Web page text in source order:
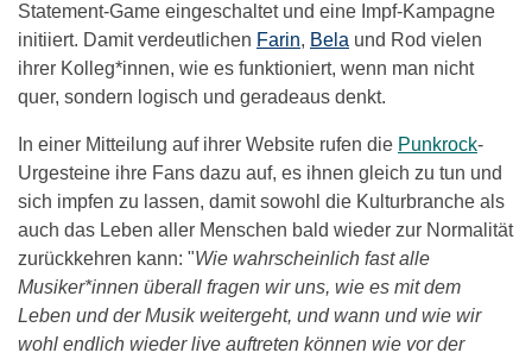
Statement-Game eingeschaltet und eine Impf-Kampagne
initiiert. Damit verdeutlichen Farin, Bela und Rod vielen
ihrer Kolleg*innen, wie es funktioniert, wenn man nicht
quer, sondern logisch und geradeaus denkt.
In einer Mitteilung auf ihrer Website rufen die Punkrock-
Urgesteine ihre Fans dazu auf, es ihnen gleich zu tun und
sich impfen zu lassen, damit sowohl die Kulturbranche als
auch das Leben aller Menschen bald wieder zur Normalität
zurückkehren kann: "Wie wahrscheinlich fast alle
Musiker*innen überall fragen wir uns, wie es mit dem
Leben und der Musik weitergeht, und wann und wie wir
wohl endlich wieder live auftreten können wie vor der